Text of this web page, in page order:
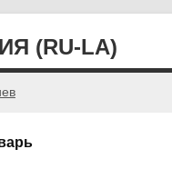
(RU-LA)